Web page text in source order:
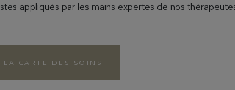
appliqués par les mains expertes de nos
LA CARTE DES SOINS